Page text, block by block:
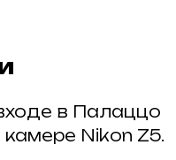
в Палаццо
Nikon Z5.